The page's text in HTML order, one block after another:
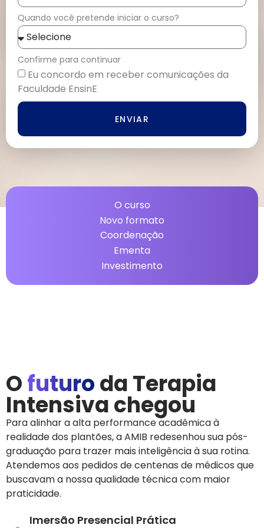
Quando você pretende iniciar o curso?
Confirme para continuar
Eu concordo em receber comunicações da
Faculdade EnsinE
ENVIAR
O curso
Novo formato
Coordenação
Ementa
Investimento
Ofuturoda Terapia
Intensiva chegou
Para alinhar a alta performance acadêmica à
realidade dos plantões, a AMIB redesenhou sua pós-
graduação para trazer mais inteligência à sua rotina.
Atendemos aos pedidos de centenas de médicos que
buscavam a nossa qualidade técnica com maior
praticidade.
Imersão Presencial Prática